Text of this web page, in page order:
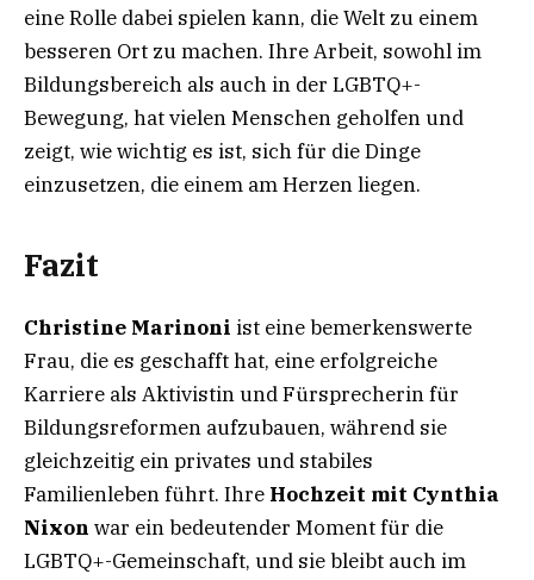
eine Rolle dabei spielen kann, die Welt zu einem
besseren Ort zu machen. Ihre Arbeit, sowohl im
Bildungsbereich als auch in der LGBTQ+-
Bewegung, hat vielen Menschen geholfen und
zeigt, wie wichtig es ist, sich für die Dinge
einzusetzen, die einem am Herzen liegen.
Fazit
Christine Marinoni ist eine bemerkenswerte
Frau, die es geschafft hat, eine erfolgreiche
Karriere als Aktivistin und Fürsprecherin für
Bildungsreformen aufzubauen, während sie
gleichzeitig ein privates und stabiles
Familienleben führt. Ihre Hochzeit mit Cynthia
Nixon war ein bedeutender Moment für die
LGBTQ+-Gemeinschaft, und sie bleibt auch im